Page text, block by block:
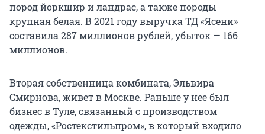
пород йоркшир и ландрас, а также породы
крупная белая. В 2021 году выручка ТД «Ясени»
составила 287 миллионов рублей, убыток — 166
миллионов.
Вторая собственница комбината, Эльвира
Смирнова, живет в Москве. Раньше у нее был
бизнес в Туле, связанный с производством
одежды, «Ростекстильпром», в который входило